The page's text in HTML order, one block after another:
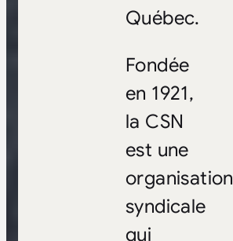
Québec.
Fondée
en 1921,
la CSN
est une
organisation
syndicale
qui